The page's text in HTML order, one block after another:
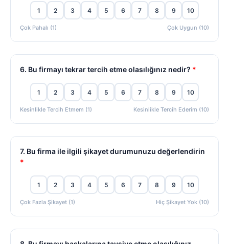
1 2 3 4 5 6 7 8 9 10
Çok Pahalı (1) Çok Uygun (10)
6. Bu firmayı tekrar tercih etme olasılığınız nedir? *
1 2 3 4 5 6 7 8 9 10
Kesinlikle Tercih Etmem (1) Kesinlikle Tercih Ederim (10)
7. Bu firma ile ilgili şikayet durumunuzu değerlendirin
*
1 2 3 4 5 6 7 8 9 10
Çok Fazla Şikayet (1) Hiç Şikayet Yok (10)